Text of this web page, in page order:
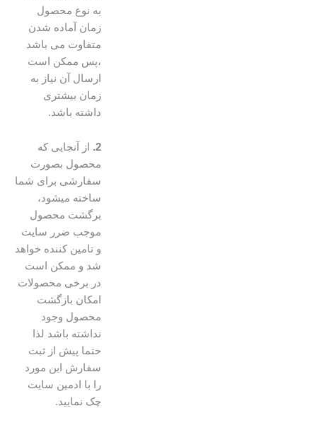
به نوع محصول
زمان آماده شدن
متفاوت می باشد
،پس ممکن است
ارسال آن نیاز به
زمان بیشتری
داشته باشد.
از آنجایی که
محصول بصورت
سفارشی برای شما
ساخته میشود،
برگشت محصول
موجب ضرر سایت
و تامین کننده خواهد
شد و ممکن است
در برخی محصولات
امکان بازگشت
محصول وجود
نداشته باشد لذا
حتما پیش از ثبت
سفارش این مورد
را با ادمین سایت
چک نمایید.